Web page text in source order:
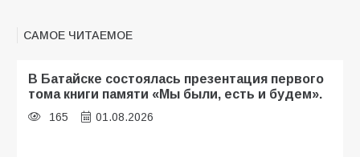
САМОЕ ЧИТАЕМОЕ
В Батайске состоялась презентация первого
тома книги памяти «Мы были, есть и будем».
165 01.08.2026